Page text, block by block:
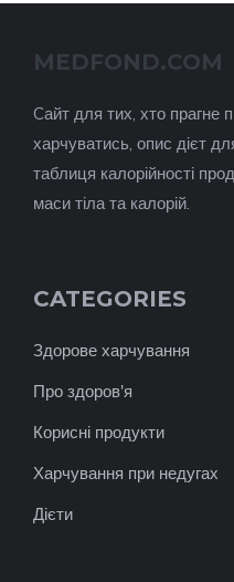
MEDFOND.COM
Cайт для тих, хто прагне
харчуватись, опис дієт
таблиця калорійності
маси тіла та калорій.
CATEGORIES
Здорове харчування
Про здоров'я
Корисні продукти
Харчування при недугах
Дієти